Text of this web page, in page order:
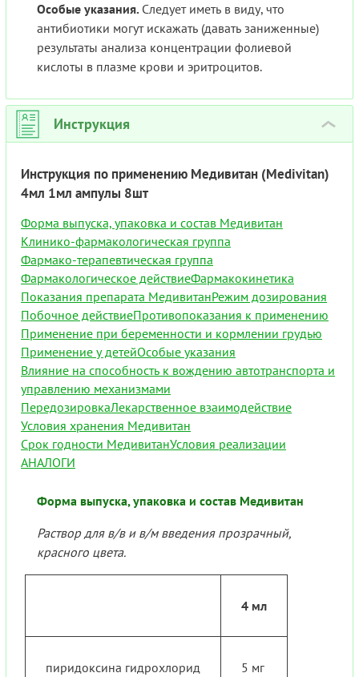
Особые указания. Следует иметь в виду, что
антибиотики могут искажать (давать заниженные)
результаты анализа концентрации фолиевой
кислоты в плазме крови и эритроцитов.
Инструкция ›
Инструкция по применению Медивитан (Medivitan)
4мл 1мл ампулы 8шт
Форма выпуска, упаковка и состав Медивитан
Клинико-фармакологическая группа
Фармако-терапевтическая группа
Фармакологическое действиеФармакокинетика
Показания препарата МедивитанРежим дозирования
Побочное действиеПротивопоказания к применению
Применение при беременности и кормлении грудью
Применение у детейОсобые указания
Влияние на способность к вождению автотранспорта и
управлению механизмами
ПередозировкаЛекарственное взаимодействие
Условия хранения Медивитан
Срок годности МедивитанУсловия реализации
АНАЛОГИ
Форма выпуска, упаковка и состав Медивитан
Раствор для в/в и в/м введения прозрачный,
красного цвета.
4 мл
пиридоксина гидрохлорид 5 мг